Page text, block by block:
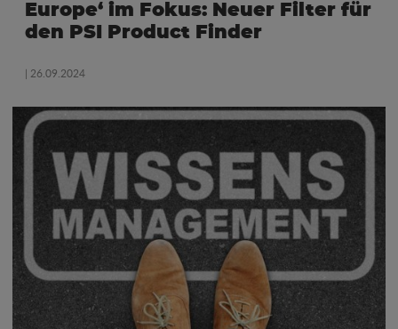
Europe‘ im Fokus: Neuer Filter für
den PSI Product Finder
| 26.09.2024